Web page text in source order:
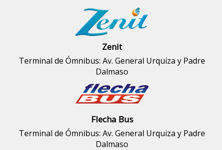
Zenit
Terminal de Ómnibus: Av. General Urquiza y Padre
Dalmaso
Flecha Bus
Terminal de Ómnibus: Av. General Urquiza y Padre
Dalmaso